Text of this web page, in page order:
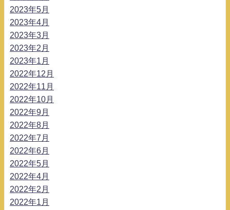
2023年5月
2023年4月
2023年3月
2023年2月
2023年1月
2022年12月
2022年11月
2022年10月
2022年9月
2022年8月
2022年7月
2022年6月
2022年5月
2022年4月
2022年2月
2022年1月